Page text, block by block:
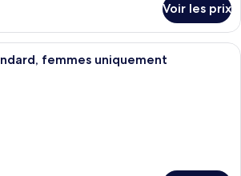
Voir les prix
Un couloir aux murs blancs, avec
femmes uniquement